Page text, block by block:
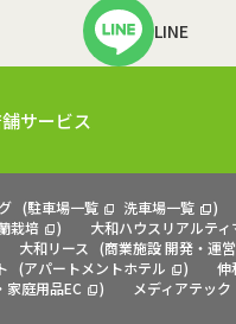
LINE
サービス
(駐車場一覧 洗車場一覧
)
栽培 ) 大和ハウスリアルテ
大和リース (商業施設 開発・運営
(アパートメントホテル ) 伸
家庭用品EC ) メディアテック